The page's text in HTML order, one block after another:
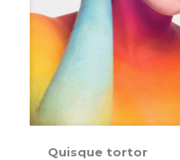
Quisque tortor